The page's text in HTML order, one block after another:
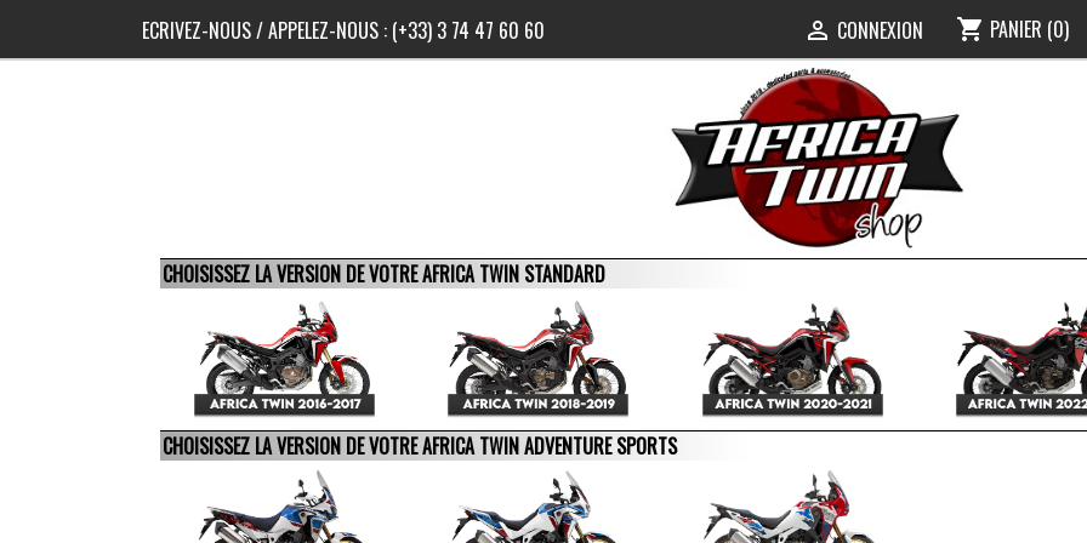
ECRIVEZ-NOUS/ APPELEZ-NOUS : (+33) 3 74 47 60 60  CONNEXION shopping_cart PANIER (0)
CHOISISSEZ LA VERSION DE VOTRE AFRICA TWIN STANDARD
CHOISISSEZ LA VERSION DE VOTRE AFRICA TWIN ADVENTURE SPORTS